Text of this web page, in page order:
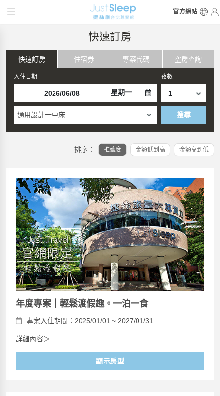
官方網站
快速訂房
快速訂房 住宿券 專案代碼 空房查詢
入住日期
星期一
夜數
通用設計一中床 搜尋
排序： 推薦度 金額低到高 金額高到低
年度專案｜輕鬆渡假趣。一泊一食
專案入住期間：2025/01/01 ~ 2027/01/31
詳細內容＞
顯示房型